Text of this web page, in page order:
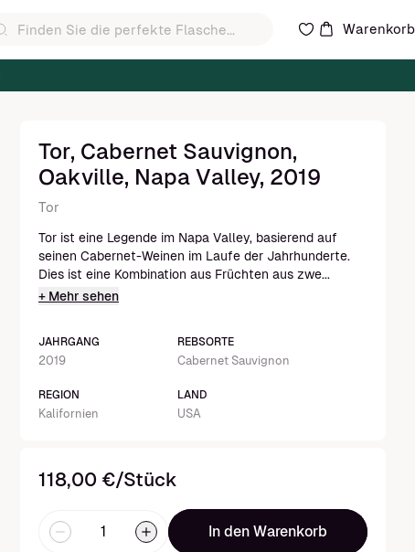
Warenkorb
Tor, Cabernet Sauvignon,
Oakville, Napa Valley, 2019
Tor
Tor ist eine Legende im Napa Valley, basierend auf
seinen Cabernet-Weinen im Laufe der Jahrhunderte.
Dies ist eine Kombination aus Früchten aus zwe...
+ Mehr sehen
JAHRGANG
2019
REBSORTE
Cabernet Sauvignon
REGION
Kalifornien
LAND
USA
118,00 €/Stück
In den Warenkorb